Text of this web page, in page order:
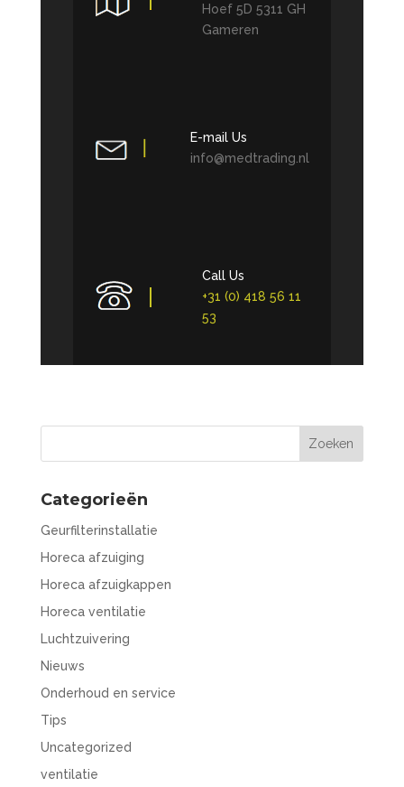
Hoef 5D 5311 GH
Gameren
E-mail Us
info@medtrading.nl
Call Us
+31 (0) 418 56 11
53
Categorieën
Geurfilterinstallatie
Horeca afzuiging
Horeca afzuigkappen
Horeca ventilatie
Luchtzuivering
Nieuws
Onderhoud en service
Tips
Uncategorized
ventilatie